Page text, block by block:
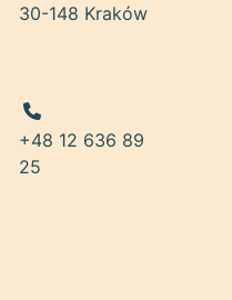
30-148 Kraków
+48 12 636 89
25